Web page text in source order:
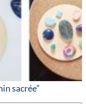
sacrée”